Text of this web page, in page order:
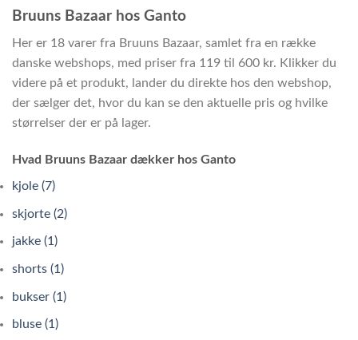
Bruuns Bazaar hos Ganto
Her er 18 varer fra Bruuns Bazaar, samlet fra en række
danske webshops, med priser fra 119 til 600 kr. Klikker du
videre på et produkt, lander du direkte hos den webshop,
der sælger det, hvor du kan se den aktuelle pris og hvilke
størrelser der er på lager.
Hvad Bruuns Bazaar dækker hos Ganto
kjole (7)
skjorte (2)
jakke (1)
shorts (1)
bukser (1)
bluse (1)